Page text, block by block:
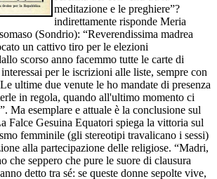
meditazione e le preghiere”?
indirettamente risponde Meria
(Sondrio): “Reverendissima madrea
un cattivo tiro per le elezioni
scorso anno facemmo tutte le carte di
per le iscrizioni alle liste, sempre con
ultime due venute le ho mandate di presenza
in regola, quando all'ultimo momento ci
Ma esemplare e attuale è la conclusione sul
Falce Gesuina Equatori spiega la vittoria sul
femminile (gli stereotipi travalicano i sessi)
alla partecipazione delle religiose. “Madri,
che seppero che pure le suore di clausura
detto tra sé: se queste donne sepolte vive,